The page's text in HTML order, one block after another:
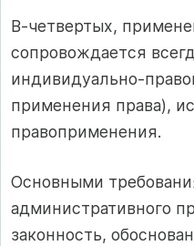
В-четвертых,
сопровождается
индивидуально-
применения права),
правоприменения.
Основными
административного
законность,